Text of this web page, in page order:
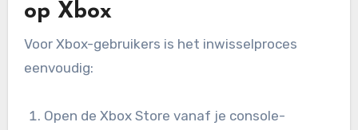
op Xbox
Voor Xbox-gebruikers is het inwisselproces
eenvoudig:
Open de Xbox Store vanaf je console-